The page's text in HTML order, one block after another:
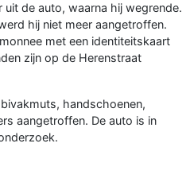
de auto, waarna hij wegrende.
hij niet meer aangetroffen.
met een identiteitskaart
zijn op de Herenstraat
handschoenen,
aangetroffen. De auto is in